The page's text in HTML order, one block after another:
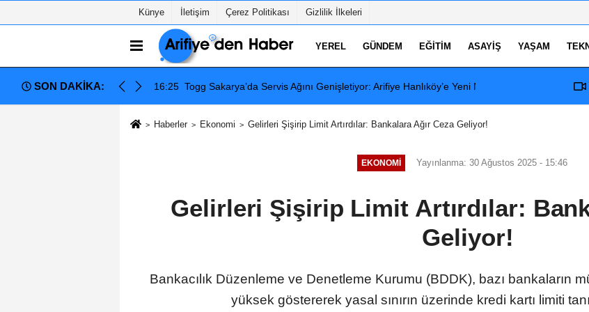
Künye İletişim Çerez Politikası Gizlilik İlkeleri
YEREL GÜNDEM EĞITIM ASAYIŞ YAŞAM
SON DAKİKA:
Arifiye Hanlıköy’e Yeni Merkez 08:40 Arifiye'de Gençlik Kollarından Anlamlı Yıldönümü Programı: Görevde 1. Yıl Kutlandı
Haberler Ekonomi Gelirleri Şişirip Limit Artırdılar: Bankalara Ağır Ceza Geliyor!
EKONOMI Yayınlanma: 30 Ağustos 2025 - 15:46
Gelirleri Şişirip Limit Artırdılar:
Geliyor!
Bankacılık Düzenleme ve Denetleme Kurumu (BDDK), bazı bankaların
yüksek göstererek yasal sınırın üzerinde kredi kartı limiti